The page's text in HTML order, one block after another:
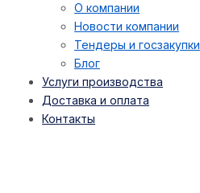
О компании
Новости компании
Тендеры и госзакупки
Блог
Услуги производства
Доставка и оплата
Контакты